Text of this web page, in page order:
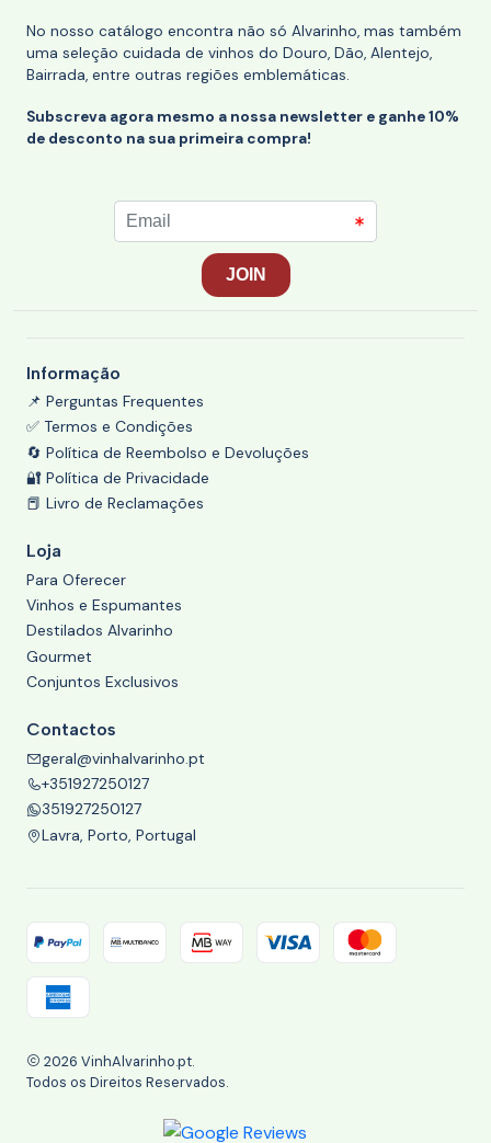
No nosso catálogo encontra não só Alvarinho, mas também
uma seleção cuidada de vinhos do Douro, Dão, Alentejo,
Bairrada, entre outras regiões emblemáticas.
Subscreva agora mesmo a nossa newsletter e ganhe 10%
de desconto na sua primeira compra!
Informação
📌 Perguntas Frequentes
✅ Termos e Condições
🔄 Política de Reembolso e Devoluções
🔐 Política de Privacidade
📕 Livro de Reclamações
Loja
Para Oferecer
Vinhos e Espumantes
Destilados Alvarinho
Gourmet
Conjuntos Exclusivos
Contactos
geral@vinhalvarinho.pt
+351927250127
351927250127
Lavra, Porto, Portugal
2026 VinhAlvarinho.pt.
Todos os Direitos Reservados.